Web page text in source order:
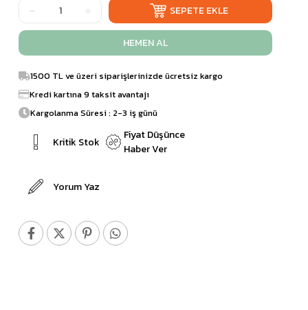
1500 TL ve üzeri siparişlerinizde ücretsiz kargo
Kredi kartına 9 taksit avantajı
Kargolanma Süresi : 2-3 iş günü
Kritik Stok
Fiyat Düşünce
Haber Ver
Yorum Yaz